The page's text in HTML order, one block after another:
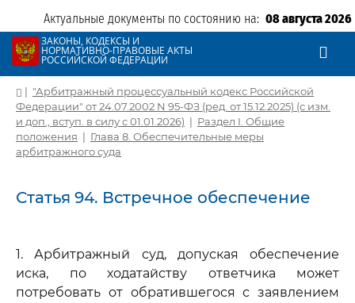
Актуальные документы по состоянию на: 08 августа 2026
ЗАКОНЫ, КОДЕКСЫ И
НОРМАТИВНО-ПРАВОВЫЕ АКТЫ
РОССИЙСКОЙ ФЕДЕРАЦИИ
| "Арбитражный процессуальный кодекс Российской
Федерации" от 24.07.2002 N 95-ФЗ (ред. от 15.12.2025) (с изм.
и доп., вступ. в силу с 01.01.2026) | Раздел I. Общие
положения | Глава 8. Обеспечительные меры
арбитражного суда
Статья 94. Встречное обеспечение
1. Арбитражный суд, допуская обеспечение
иска, по ходатайству ответчика может
потребовать от обратившегося с заявлением